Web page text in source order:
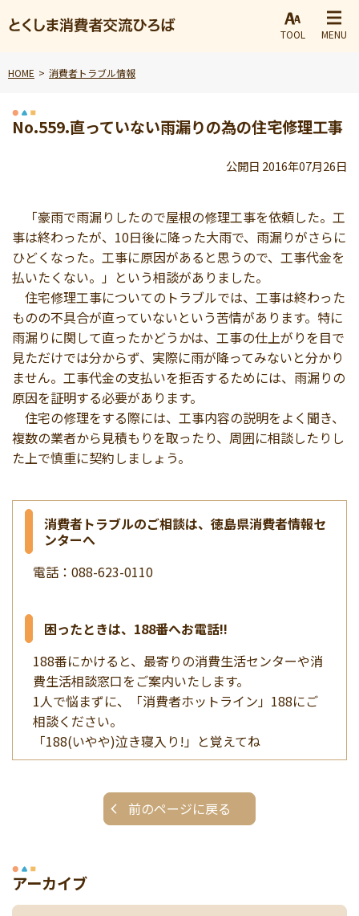
TOOL MENU
HOME 消費者トラブル情報
No.559.直っていない雨漏りの為の住宅修理工事
公開日 2016年07月26日
「豪雨で雨漏りしたので屋根の修理工事を依頼した。工
事は終わったが、10日後に降った大雨で、雨漏りがさらに
ひどくなった。工事に原因があると思うので、工事代金を
払いたくない。」という相談がありました。
住宅修理工事についてのトラブルでは、工事は終わった
ものの不具合が直っていないという苦情があります。特に
雨漏りに関して直ったかどうかは、工事の仕上がりを目で
見ただけでは分からず、実際に雨が降ってみないと分かり
ません。工事代金の支払いを拒否するためには、雨漏りの
原因を証明する必要があります。
住宅の修理をする際には、工事内容の説明をよく聞き、
複数の業者から見積もりを取ったり、周囲に相談したりし
た上で慎重に契約しましょう。
消費者トラブルのご相談は、徳島県消費者情報セ
ンターへ
電話：088-623-0110
困ったときは、188番へお電話!!
188番にかけると、最寄りの消費生活センターや消
費生活相談窓口をご案内いたします。
1人で悩まずに、「消費者ホットライン」188にご
相談ください。
「188(いやや)泣き寝入り!」と覚えてね
前のページに戻る
アーカイブ